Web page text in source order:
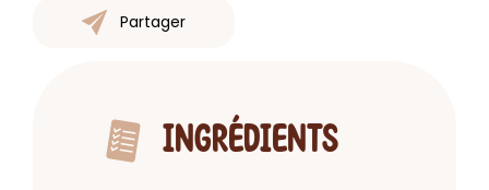
Partager
INGRÉDIENTS